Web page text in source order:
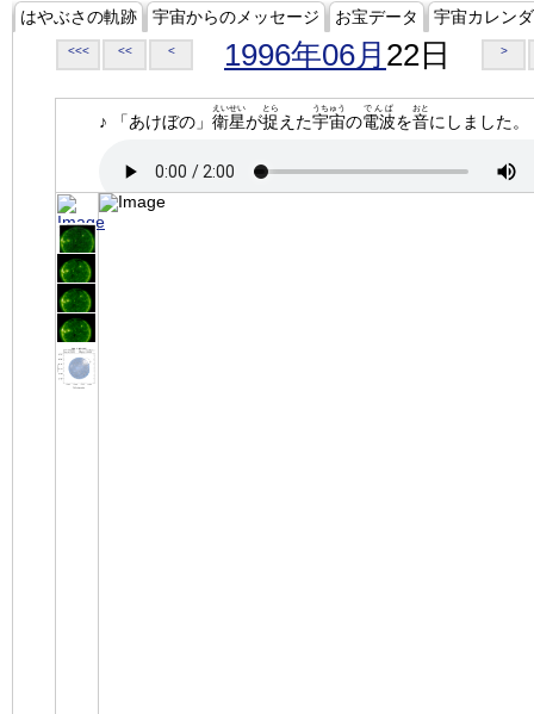
はやぶさの軌跡 宇宙からのメッセージ お宝データ 宇宙カレン
<<< << < 1996年06月 22日 >
♪ 「あけぼの」 衛星
えいせい
が捉
とら
えた宇宙
うちゅう
の電波
でんぱ
を音
おと
にしました。